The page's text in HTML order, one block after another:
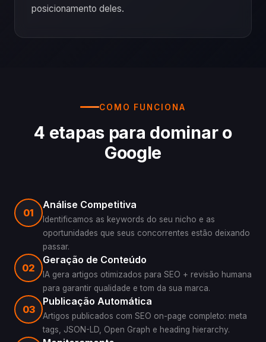
posicionamento deles.
COMO FUNCIONA
4 etapas para dominar o
Google
01
Análise Competitiva
Identificamos as keywords do seu nicho e as
oportunidades que seus concorrentes estão deixando
passar.
02
Geração de Conteúdo
IA gera artigos otimizados para SEO + revisão humana
para garantir qualidade e tom da sua marca.
03
Publicação Automática
Artigos publicados com SEO on-page completo: meta
tags, JSON-LD, Open Graph e heading hierarchy.